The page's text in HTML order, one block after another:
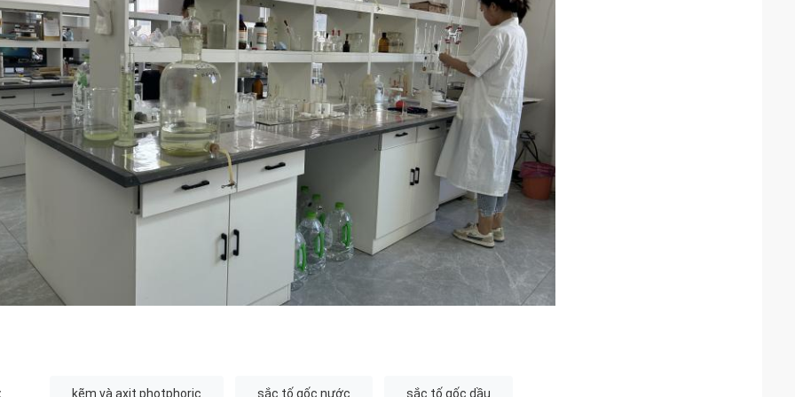
kẽm và axit photphoric sắc tố gốc nước sắc tố gốc dầu